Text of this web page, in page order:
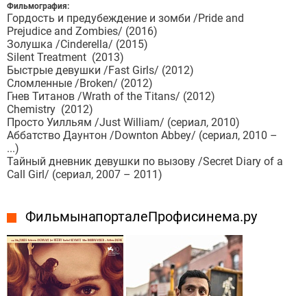
Фильмография:
Гордость и предубеждение и зомби /Pride and
Prejudice and Zombies/ (2016)
Золушка /Cinderella/ (2015)
Silent Treatment (2013)
Быстрые девушки /Fast Girls/ (2012)
Сломленные /Broken/ (2012)
Гнев Титанов /Wrath of the Titans/ (2012)
Chemistry (2012)
Просто Уилльям /Just William/ (сериал, 2010)
Аббатство Даунтон /Downton Abbey/ (сериал, 2010 –
...)
Тайный дневник девушки по вызову /Secret Diary of a
Call Girl/ (сериал, 2007 – 2011)
Фильмы на портале Профисинема.ру